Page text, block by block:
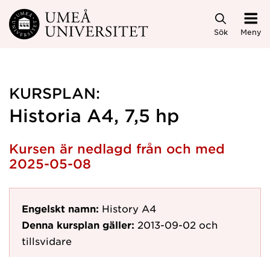
Hoppa direkt till innehållet
Sök Meny
KURSPLAN:
Historia A4, 7,5 hp
Kursen är nedlagd från och med
2025-05-08
Engelskt namn: History A4
Denna kursplan gäller: 2013-09-02 och
tillsvidare